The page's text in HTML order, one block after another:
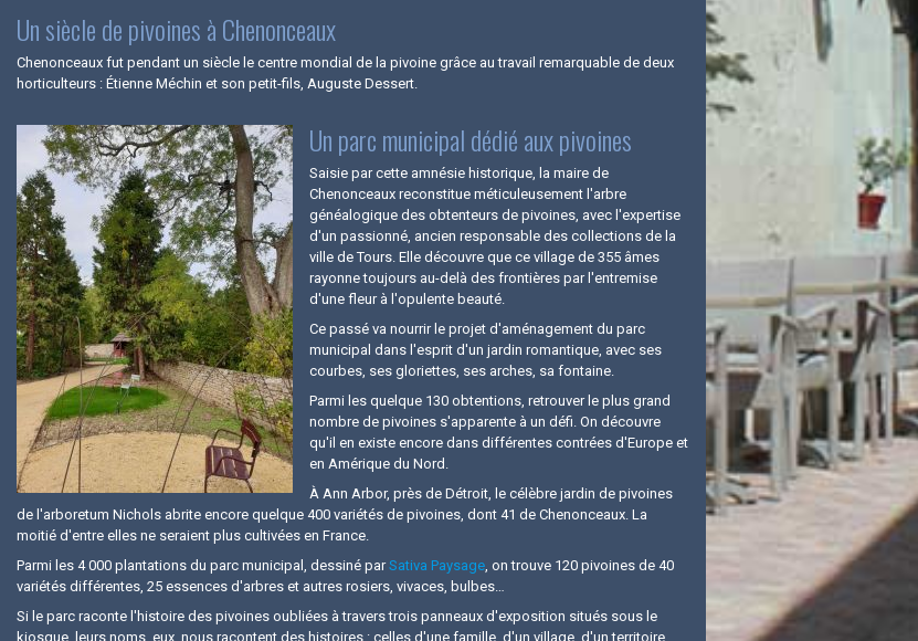
Un siècle de pivoines à Chenonceaux
Chenonceaux fut pendant un siècle le centre mondial de la pivoine grâce au travail remarquable de deux
horticulteurs : Étienne Méchin et son petit-fils, Auguste Dessert.
Un parc municipal dédié aux pivoines
Saisie par cette amnésie historique, la maire de
Chenonceaux reconstitue méticuleusement l'arbre
généalogique des obtenteurs de pivoines, avec l'expertise
d'un passionné, ancien responsable des collections de la
ville de Tours. Elle découvre que ce village de 355 âmes
rayonne toujours au-delà des frontières par l'entremise
d'une fleur à l'opulente beauté.
Ce passé va nourrir le projet d'aménagement du parc
municipal dans l'esprit d'un jardin romantique, avec ses
courbes, ses gloriettes, ses arches, sa fontaine.
Parmi les quelque 130 obtentions, retrouver le plus grand
nombre de pivoines s'apparente à un défi. On découvre
qu'il en existe encore dans différentes contrées d'Europe et
en Amérique du Nord.
À Ann Arbor, près de Détroit, le célèbre jardin de pivoines
de l'arboretum Nichols abrite encore quelque 400 variétés de pivoines, dont 41 de Chenonceaux. La
moitié d'entre elles ne seraient plus cultivées en France.
Parmi les 4 000 plantations du parc municipal, dessiné parSativa Paysage , on trouve 120 pivoines de 40
variétés différentes, 25 essences d'arbres et autres rosiers, vivaces, bulbes…
Si le parc raconte l'histoire des pivoines oubliées à travers trois panneaux d'exposition situés sous le
kiosque, leurs noms, eux, nous racontent des histoires : celles d'une famille, d'un village, d'un territoire,